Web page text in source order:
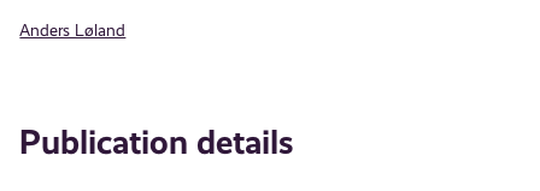
Anders Løland
Publication details